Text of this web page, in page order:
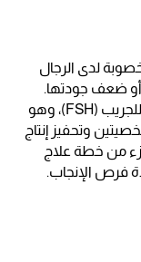
لدى الرجال
أو ضعف جودتها.
تحتوي هذه الحقن على الهرمونات المحفزة للجريب (FSH)، وهو
وتحفيز إنتاج
من خطة علاج
فرص الإنجاب.